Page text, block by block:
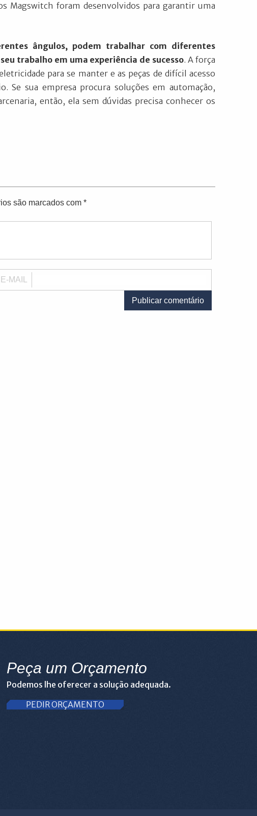
Magswitch foram desenvolvidos para garantir uma
ângulos, podem trabalhar com diferentes
trabalho em uma experiência de sucesso. A força
para se manter e as peças de difícil acesso
Se sua empresa procura soluções em automação,
então, ela sem dúvidas precisa conhecer os
são marcados com *
E-MAIL
Peça um Orçamento
Podemos lhe oferecer a solução adequada.
PEDIR ORÇAMENTO